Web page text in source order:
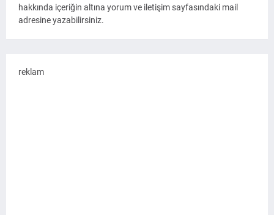
hakkında içeriğin altına yorum ve iletişim sayfasındaki mail
adresine yazabilirsiniz.
reklam